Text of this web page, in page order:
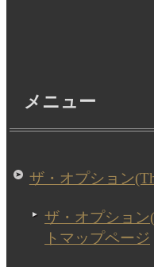
メニュー
ザ・オプション
ザ・オプション
トマップページ